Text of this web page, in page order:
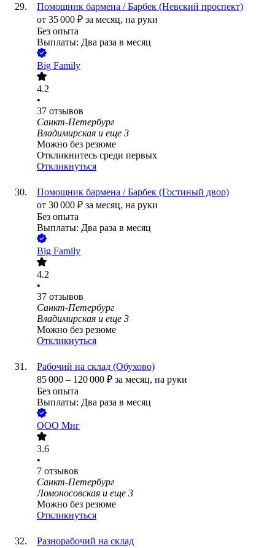
Помощник бармена / Барбек (Невский проспект)
от 35 000 ₽ за месяц, на руки
Без опыта
Выплаты: Два раза в месяц
Big Family
4.2
•
37 отзывов
Санкт-Петербург
Владимирская и еще 3
Можно без резюме
Откликнитесь среди первых
Откликнуться
Помощник бармена / Барбек (Гостиный двор)
от 30 000 ₽ за месяц, на руки
Без опыта
Выплаты: Два раза в месяц
Big Family
4.2
•
37 отзывов
Санкт-Петербург
Владимирская и еще 3
Можно без резюме
Откликнуться
Рабочий на склад (Обухово)
85 000 – 120 000 ₽ за месяц, на руки
Без опыта
Выплаты: Два раза в месяц
ООО Миг
3.6
•
7 отзывов
Санкт-Петербург
Ломоносовская и еще 3
Можно без резюме
Откликнуться
Разнорабочий на склад